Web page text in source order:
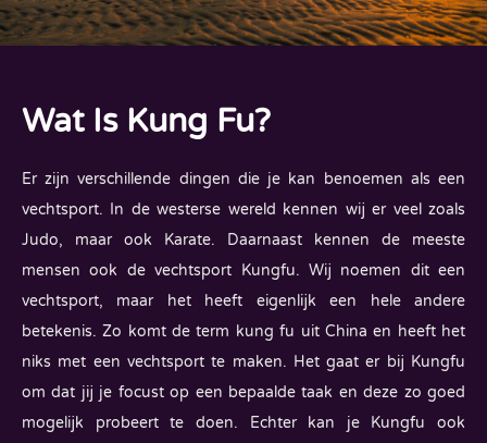
Wat Is Kung Fu?
Er zijn verschillende dingen die je kan benoemen als een
vechtsport. In de westerse wereld kennen wij er veel zoals
Judo, maar ook Karate. Daarnaast kennen de meeste
mensen ook de vechtsport Kungfu. Wij noemen dit een
vechtsport, maar het heeft eigenlijk een hele andere
betekenis. Zo komt de term kung fu uit China en heeft het
niks met een vechtsport te maken. Het gaat er bij Kungfu
om dat jij je focust op een bepaalde taak en deze zo goed
mogelijk probeert te doen. Echter kan je Kungfu ook